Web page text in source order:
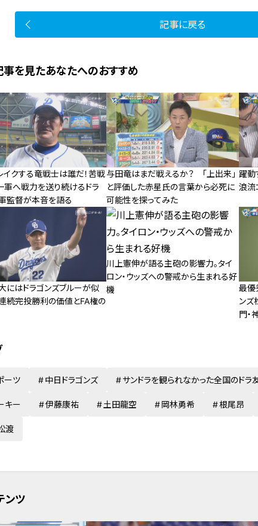
記事に戻る
事を見たあなたへのおすすめ
イクする竜戦士は誰だ！苦戦
軍へ戦力を送り続けるドラ
監督が本音を語る
与田竜はまだ戦えるか？ 「上出来」
と評価した赤星氏の言葉から必死に
可能性を探ってみた
躍動
浪流
にはドラゴンズブルーが似
続完投勝利の価値とFA権の
川上憲伸が語る主砲の影響力。タイ
ロン・ウッズへの警戒から生まれる好
機
最優
ンズ
門・
ーツ 中日ドラゴンズ サンドラを観られなかった全国のドラ
キー 伊藤康祐 土田龍空 岡林勇希 根尾昂
渡
ンツ